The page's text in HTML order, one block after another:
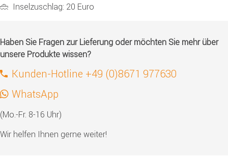
Inselzuschlag: 20 Euro
Haben Sie Fragen zur Lieferung oder möchten Sie mehr über
unsere Produkte wissen?
Kunden-Hotline +49 (0)8671 977630
WhatsApp
(Mo.-Fr. 8-16 Uhr)
Wir helfen Ihnen gerne weiter!